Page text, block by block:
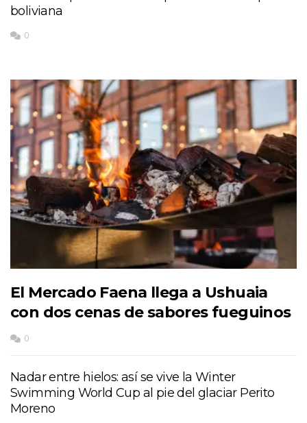
boliviana
0
El Mercado Faena llega a Ushuaia
con dos cenas de sabores fueguinos
0
Nadar entre hielos: así se vive la Winter
Swimming World Cup al pie del glaciar Perito
Moreno